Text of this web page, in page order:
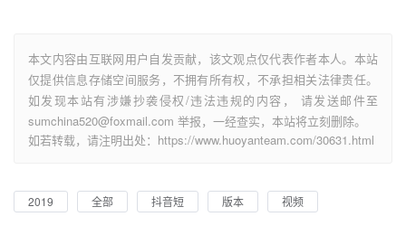
本文内容由互联网用户自发贡献，该文观点仅代表作者本人。本站
仅提供信息存储空间服务，不拥有所有权，不承担相关法律责任。
如发现本站有涉嫌抄袭侵权/违法违规的内容， 请发送邮件至
sumchina520@foxmail.com 举报，一经查实，本站将立刻删除。
如若转载，请注明出处：https://www.huoyanteam.com/30631.html
2019 全部 抖音短 版本 视频